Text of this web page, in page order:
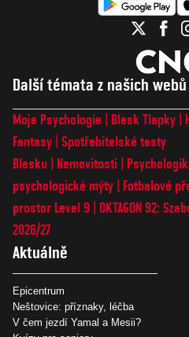
Další témata z našich webů
Moje Psychologie Blesk Tlapky
Fantasy Spotřebitelské testy
Blesku
Nemovitosti
psychologické mýty
Fotbalové
prostor Level 9 OKTAGON 92:
2026/27
Aktuálně
Epicentrum
Neštovice: příznaky, léčba
V čem jezdí Yamal a Mesii?